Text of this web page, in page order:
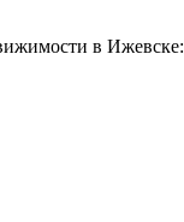
в Ижевске: